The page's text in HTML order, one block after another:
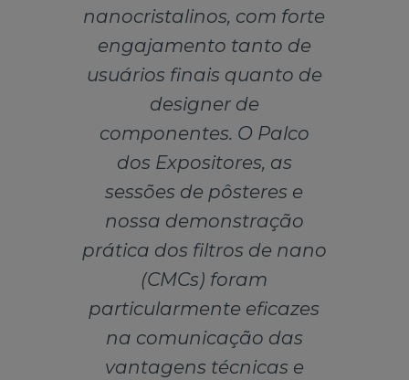
nanocristalinos, com forte
engajamento tanto de
usuários finais quanto de
designer de
componentes. O Palco
dos Expositores, as
sessões de pôsteres e
nossa demonstração
prática dos filtros de nano
(CMCs) foram
particularmente eficazes
na comunicação das
vantagens técnicas e